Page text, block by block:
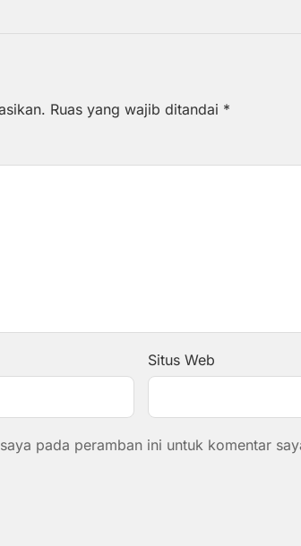
Ruas yang wajib ditandai *
Situs Web
pada peramban ini untuk komentar